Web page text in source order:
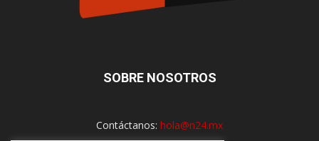
SOBRE NOSOTROS
Contáctanos: hola@n24.mx